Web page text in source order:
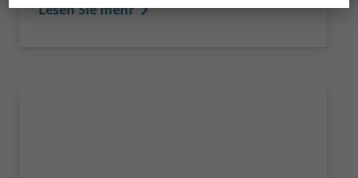
Lesen Sie mehr